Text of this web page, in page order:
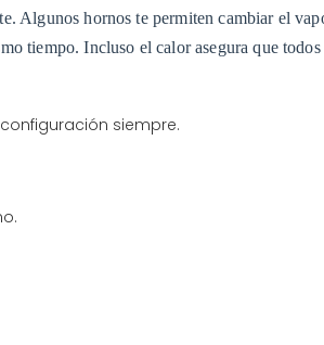
Algunos hornos te permiten cambiar el
tiempo. Incluso el calor asegura que todos
siempre.